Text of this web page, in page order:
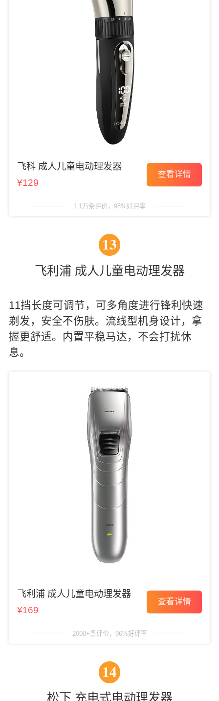
飞科 成人儿童电动理发器
¥129
查看详情
1.1万条评价，98%好评率
13
飞利浦 成人儿童电动理发器
11挡长度可调节，可多角度进行锋利快速
剃发，安全不伤肤。流线型机身设计，拿
握更舒适。内置平稳马达，不会打扰休
息。
飞利浦 成人儿童电动理发器
¥169
查看详情
2000+条评价，96%好评率
14
松下 充电式电动理发器